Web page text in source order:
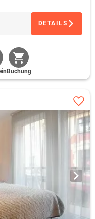
DETAILS
Buchung